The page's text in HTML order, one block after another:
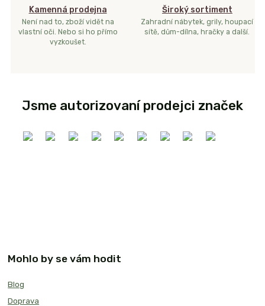
Kamenná prodejna
Není nad to, zboží vidět na
vlastní oči. Nebo si ho přímo
vyzkoušet.
Široký sortiment
Zahradní nábytek, grily, houpací
sítě, dům-dílna, hračky a další.
Jsme autorizovaní prodejci značek
Mohlo by se vám hodit
Blog
Doprava